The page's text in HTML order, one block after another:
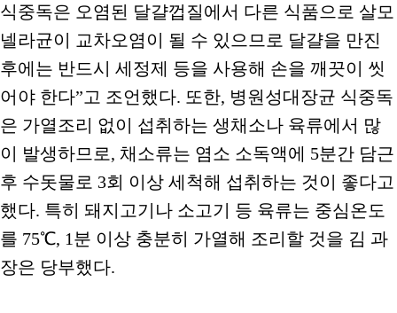
식중독은 오염된 달걀껍질에서 다른 식품으로 살모
넬라균이 교차오염이 될 수 있으므로 달걀을 만진
후에는 반드시 세정제 등을 사용해 손을 깨끗이 씻
어야 한다”고 조언했다. 또한, 병원성대장균 식중독
은 가열조리 없이 섭취하는 생채소나 육류에서 많
이 발생하므로, 채소류는 염소 소독액에 5분간 담근
후 수돗물로 3회 이상 세척해 섭취하는 것이 좋다고
했다. 특히 돼지고기나 소고기 등 육류는 중심온도
를 75℃, 1분 이상 충분히 가열해 조리할 것을 김 과
장은 당부했다.